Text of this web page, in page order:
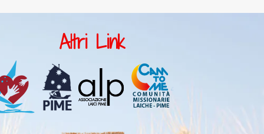
coro di bambini che
comunicano i valori
del Vangelo
attraverso il canto.
Altri Link